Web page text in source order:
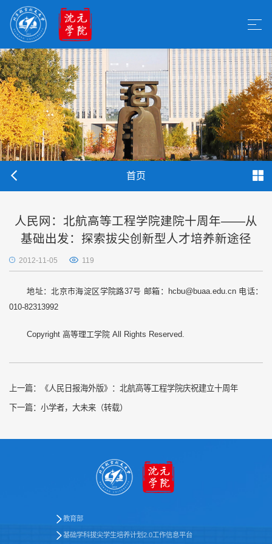
首页
人民网：北航高等工程学院建院十周年——从
基础出发：探索拔尖创新型人才培养新途径
2012-11-05 119
地址：北京市海淀区学院路37号 邮箱：hcbu@buaa.edu.cn 电话：
010-82313992
Copyright 高等理工学院 All Rights Reserved.
上一篇： 《人民日报海外版》：北航高等工程学院庆祝建立十周年
下一篇： 小学者，大未来（转载）
教育部
基础学科拔尖学生培养计划2.0工作信息平台